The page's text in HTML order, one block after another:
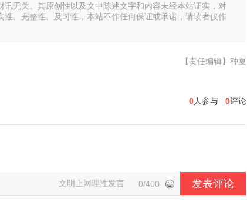
无关。其原创性以及文中陈述文字和内容未经本站证实，对
、完整性、及时性，本站不作任何保证或承诺，请读者仅作
【责任编辑】种夏
0人参与 0评论
文明上网理性发言 0/400 发表评论